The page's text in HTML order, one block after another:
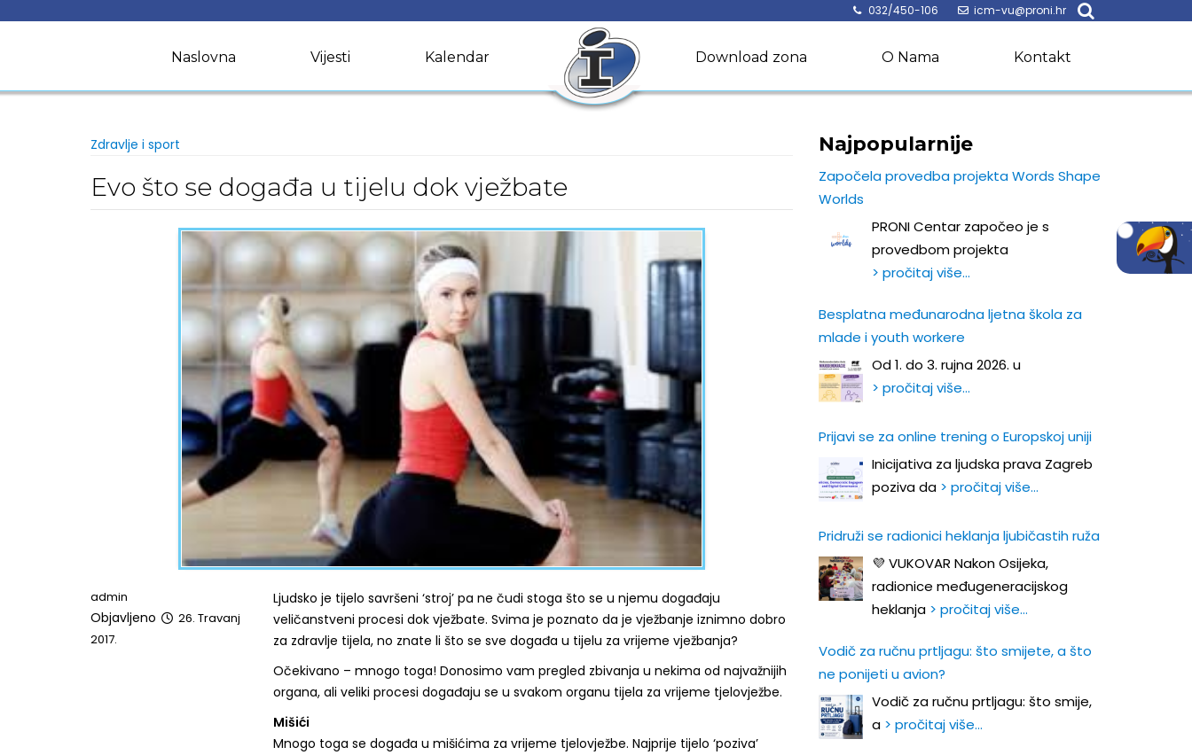
032/450-106 icm-vu@proni.hr
Naslovna Vijesti Kalendar Download zona O Nama Kontakt
Zdravlje i sport
Evo što se događa u tijelu dok vježbate
Ljudsko je tijelo savršeni ‘stroj’ pa ne čudi stoga što se u njemu događaju
veličanstveni procesi dok vježbate. Svima je poznato da je vježbanje iznimno dobro
za zdravlje tijela, no znate li što se sve događa u tijelu za vrijeme vježbanja?
Očekivano – mnogo toga! Donosimo vam pregled zbivanja u nekima od najvažnijih
organa, ali veliki procesi događaju se u svakom organu tijela za vrijeme tjelovježbe.
Mišići
Mnogo toga se događa u mišićima za vrijeme tjelovježbe. Najprije tijelo ‘poziva’
admin
Objavljeno
26. Travanj
2017.
Najpopularnije
Započela provedba projekta Words Shape
Worlds
PRONI Centar započeo je s
provedbom projekta
> pročitaj više…
Besplatna međunarodna ljetna škola za
mlade i youth workere
Od 1. do 3. rujna 2026. u
> pročitaj više…
Prijavi se za online trening o Europskoj uniji
Inicijativa za ljudska prava Zagreb
poziva da > pročitaj više…
Pridruži se radionici heklanja ljubičastih ruža
💜 VUKOVAR Nakon Osijeka,
radionice međugeneracijskog
heklanja > pročitaj više…
Vodič za ručnu prtljagu: što smijete, a što
ne ponijeti u avion?
Vodič za ručnu prtljagu: što smije,
a > pročitaj više…